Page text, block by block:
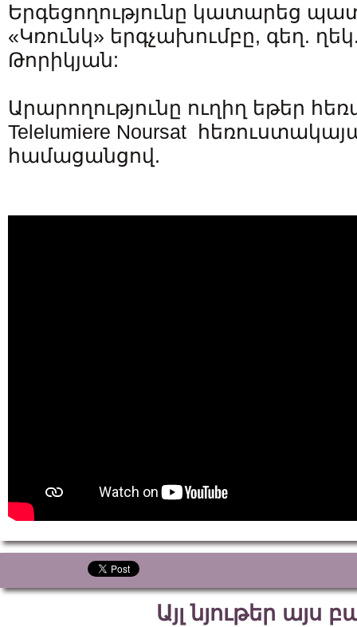
Երգեցողությունը կատարեց
«Կռունկ» երգչախումբը, գեղ.
Թորիկյան:
Արարողությունը ուղիղ եթեր
Telelumiere Noursat
համացանցով.
Այլ նյութեր այս